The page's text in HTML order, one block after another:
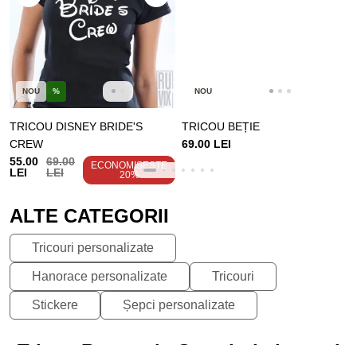
NOU %
TRICOU DISNEY BRIDE'S
CREW
55.00
LEI
69.00
LEI
ECONOMISEȘTE
20%
NOU
TRICOU BEȚIE
69.00 LEI
ALTE CATEGORII
Tricouri personalizate
Hanorace personalizate Tricouri
Stickere Șepci personalizate